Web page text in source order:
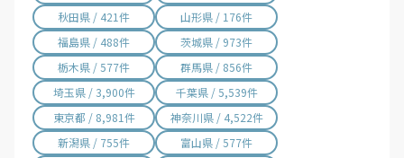
豊能町 / 6件
能勢町 / 1件
忠岡町 / 2件
熊取町 / 3件
田尻町 / 1件
岬町 / 12件
太子町 / 1件
河南町 / 1件
千早赤阪村 / 1件
西宮市 / 1件
秋田県 / 421件
山形県 / 176件
福島県 / 488件
茨城県 / 973件
栃木県 / 577件
群馬県 / 856件
埼玉県 / 3,900件
千葉県 / 5,539件
東京都 / 8,981件
神奈川県 / 4,522件
新潟県 / 755件
富山県 / 577件